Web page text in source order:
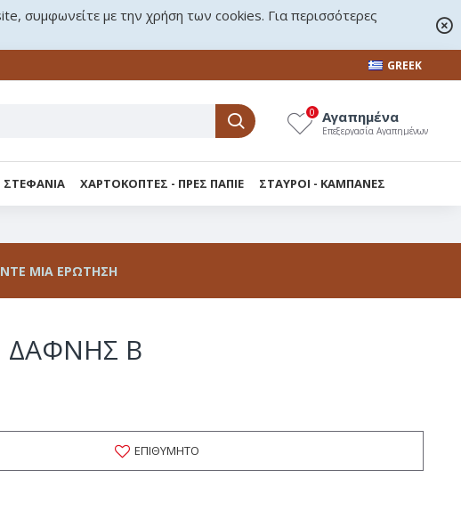
συμφωνείτε με την χρήση των cookies. Για περισσότερες
GREEK
Αγαπημένα
Επεξεργασία Αγαπημένων
0
ΣΤΕΦΑΝΙΑ ΧΑΡΤΟΚΟΠΤΕΣ - ΠΡΕΣ ΠΑΠΙΕ ΣΤΑΥΡΟΙ - KΑΜΠΑΝΕΣ
ΜΙΑ ΕΡΏΤΗΣΗ
ΔΑΦΝΗΣ Β
ΕΠΙΘΥΜΗΤΌ